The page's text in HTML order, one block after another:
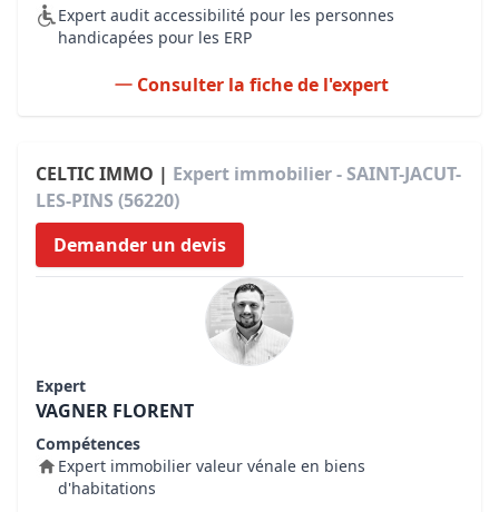
Expert audit accessibilité pour les personnes
handicapées pour les ERP
Consulter la fiche de l'expert
CELTIC IMMO | Expert immobilier - SAINT-JACUT-
LES-PINS (56220)
Demander un devis
Expert
VAGNER FLORENT
Compétences
Expert immobilier valeur vénale en biens
d'habitations